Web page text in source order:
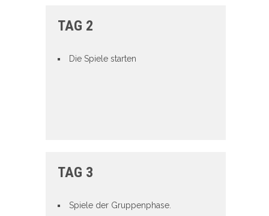
TAG 2
Die Spiele starten
TAG 3
Spiele der Gruppenphase.